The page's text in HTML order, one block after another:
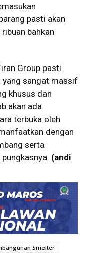
pasti akan
bahkan
Group pasti
yang sangat massif
khusus dan
akan ada
terbuka oleh
dengan
serta
(andi
Smelter